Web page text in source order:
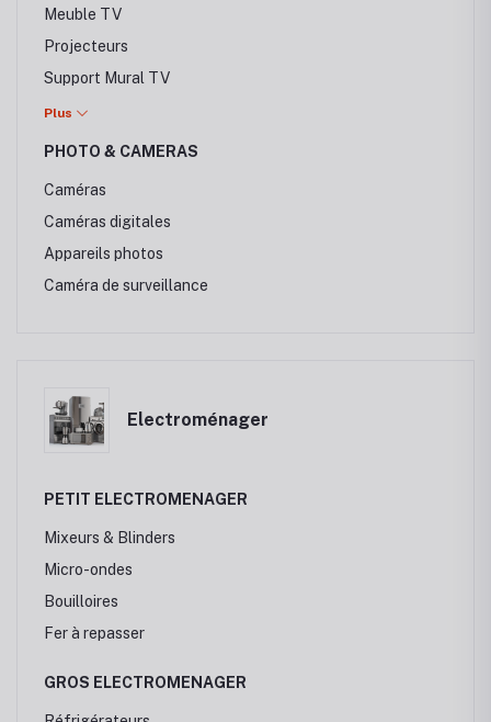
Meuble TV
Projecteurs
Support Mural TV
Stabilisateurs
Plus
PHOTO & CAMERAS
Caméras
Caméras digitales
Appareils photos
Caméra de surveillance
Electroménager
PETIT ELECTROMENAGER
Mixeurs & Blinders
Micro-ondes
Bouilloires
Fer à repasser
GROS ELECTROMENAGER